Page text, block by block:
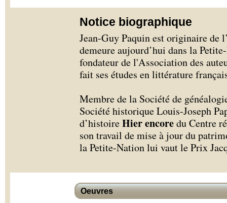
Notice biographique
Jean-Guy Paquin est originaire de
demeure aujourd’hui dans la
fondateur de l'Association des
fait ses études en littérature
Membre de la Société de
Société historique Louis-Joseph
d’histoireHier encoredu Centre
son travail de mise à jour du
la Petite-Nation lui vaut le Prix
Oeuvres